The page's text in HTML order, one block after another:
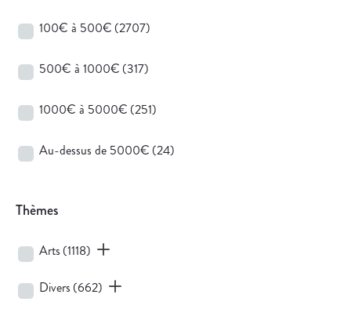
100€ à 500€ (2707)
500€ à 1000€ (317)
1000€ à 5000€ (251)
Au-dessus de 5000€ (24)
Thèmes
Arts (1118)
Divers (662)